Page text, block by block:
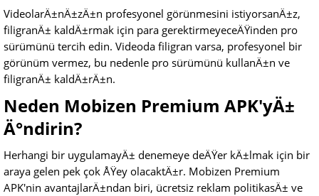
VideolarÄ±nÄ±zÄ±n profesyonel görünmesini istiyorsanÄ±z,
filigranÄ± kaldÄ±rmak için para gerektirmeyeceÄŸinden pro
sürümünü tercih edin. Videoda filigran varsa, profesyonel bir
görünüm vermez, bu nedenle pro sürümünü kullanÄ±n ve
filigranÄ± kaldÄ±rÄ±n.
Neden Mobizen Premium APK'yÄ±
Ä°ndirin?
Herhangi bir uygulamayÄ± denemeye deÄŸer kÄ±lmak için bir
araya gelen pek çok ÅŸey olacaktÄ±r. Mobizen Premium
APK'nin avantajlarÄ±ndan biri, ücretsiz reklam politikasÄ± ve